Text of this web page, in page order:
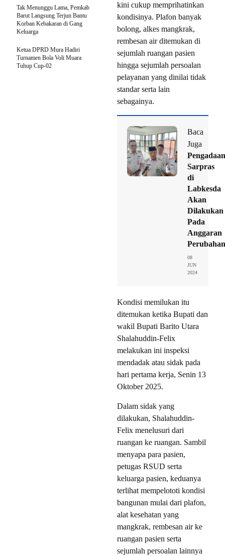
kini cukup memprihatinkan
kondisinya. Plafon banyak
bolong, alkes mangkrak,
rembesan air ditemukan di
sejumlah ruangan pasien
hingga sejumlah persoalan
pelayanan yang dinilai tidak
standar serta lain
sebagainya.
Baca
Juga
Pengadaan
Sarpras
di
Labkesda
Akan
Dilakukan
Pada
Anggaran
Perubahan
08
JUN
2024
Kondisi memilukan itu
ditemukan ketika Bupati dan
wakil Bupati Barito Utara
Shalahuddin-Felix
melakukan ini inspeksi
mendadak atau sidak pada
hari pertama kerja, Senin 13
Oktober 2025.
Dalam sidak yang
dilakukan, Shalahuddin-
Felix menelusuri dari
ruangan ke ruangan. Sambil
menyapa para pasien,
petugas RSUD serta
keluarga pasien, keduanya
terlihat mempelototi kondisi
bangunan mulai dari plafon,
alat kesehatan yang
mangkrak, rembesan air ke
ruangan pasien serta
sejumlah persoalan lainnya
Tak Menunggu Lama, Pemkab
Barut Langsung Terjun Bantu
Korban Kebakaran di Gang
Keluarga
Ketua DPRD Mura Hadiri
Turnamen Bola Voli Muara
Tuhup Cup-02